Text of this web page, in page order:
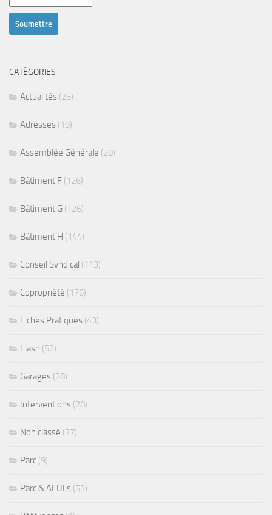
CATÉGORIES
Actualités (25)
Adresses (19)
Assemblée Générale (20)
Bâtiment F (126)
Bâtiment G (126)
Bâtiment H (144)
Conseil Syndical (113)
Copropriété (176)
Fiches Pratiques (43)
Flash (52)
Garages (28)
Interventions (28)
Non classé (77)
Parc (9)
Parc & AFULs (53)